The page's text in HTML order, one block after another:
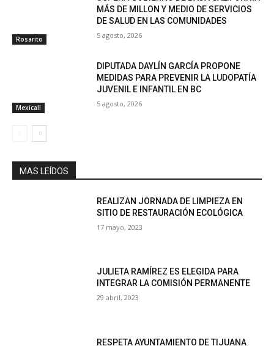
Rosarito
MÁS DE MILLON Y MEDIO DE SERVICIOS
DE SALUD EN LAS COMUNIDADES
5 agosto, 2026
Mexicali
DIPUTADA DAYLÍN GARCÍA PROPONE
MEDIDAS PARA PREVENIR LA LUDOPATÍA
JUVENIL E INFANTIL EN BC
5 agosto, 2026
MAS LEÍDOS
REALIZAN JORNADA DE LIMPIEZA EN
SITIO DE RESTAURACIÓN ECOLÓGICA
17 mayo, 2023
JULIETA RAMÍREZ ES ELEGIDA PARA
INTEGRAR LA COMISIÓN PERMANENTE
29 abril, 2023
RESPETA AYUNTAMIENTO DE TIJUANA